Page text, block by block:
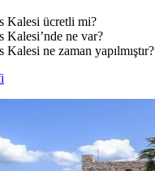
Kalesi ücretli mi?
Kalesi’nde ne var?
Kalesi ne zaman yapılmıştır?